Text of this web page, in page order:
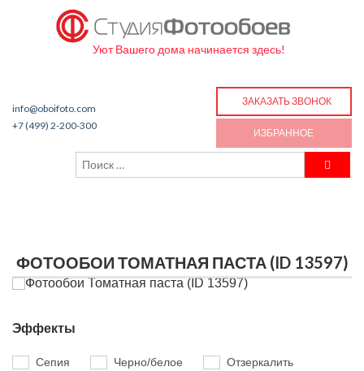
Уют Вашего дома начинается здесь!
info@oboifoto.com
+7 (499) 2-200-300
ЗАКАЗАТЬ ЗВОНОК
ИЗБРАННОЕ
ФОТООБОИ ТОМАТНАЯ ПАСТА (ID 13597)
Эффекты
Сепия Черно/белое
Отзеркалить